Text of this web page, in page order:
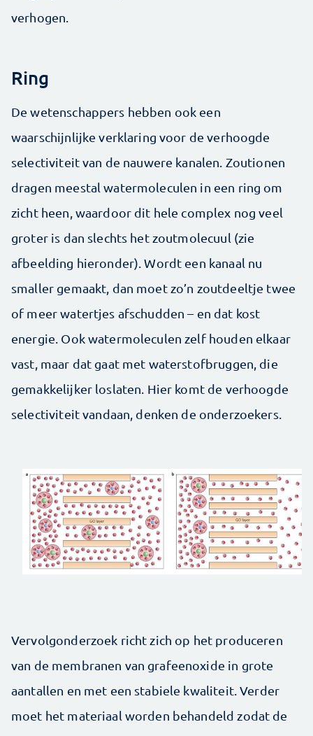
verhogen.
Ring
De wetenschappers hebben ook een
waarschijnlijke verklaring voor de verhoogde
selectiviteit van de nauwere kanalen. Zoutionen
dragen meestal watermoleculen in een ring om
zicht heen, waardoor dit hele complex nog veel
groter is dan slechts het zoutmolecuul (zie
afbeelding hieronder). Wordt een kanaal nu
smaller gemaakt, dan moet zo’n zoutdeeltje twee
of meer watertjes afschudden – en dat kost
energie. Ook watermoleculen zelf houden elkaar
vast, maar dat gaat met waterstofbruggen, die
gemakkelijker loslaten. Hier komt de verhoogde
selectiviteit vandaan, denken de onderzoekers.
Vervolgonderzoek richt zich op het produceren
van de membranen van grafeenoxide in grote
aantallen en met een stabiele kwaliteit. Verder
moet het materiaal worden behandeld zodat de